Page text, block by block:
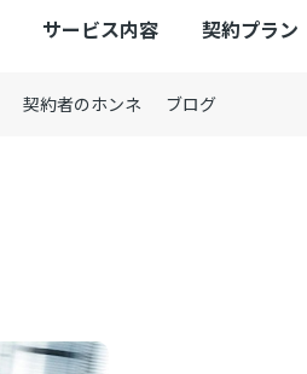
サービス内容 契約プラン
契約者のホンネ ブログ